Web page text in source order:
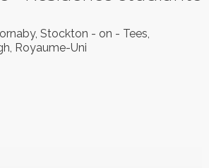
Stockton - on - Tees,
Royaume-Uni